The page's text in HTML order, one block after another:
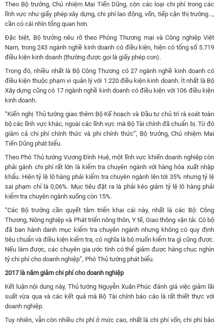
Theo Bộ trưởng, Chủ nhiệm Mai Tiến Dũng, còn các loại chi phí trong các
lĩnh vực như giấy phép xây dựng, chi phí lao động, vốn, tiếp cận thị trường...,
cần có cái nhìn tổng quan hơn.
Đặc biệt, Bộ trưởng nêu rõ theo Phòng Thương mại và Công nghiệp Việt
Nam, trong 243 ngành nghề kinh doanh có điều kiện, hiện có tổng số 5.719
điều kiện kinh doanh (thường được gọi là giấy phép con).
Trong đó, nhiều nhất là Bộ Công Thương có 27 ngành nghề kinh doanh có
điều kiện thuộc phạm vi quản lý với 1.220 điều kiện kinh doanh. Ít nhất là Bộ
Xây dựng cũng có 17 ngành nghề kinh doanh có điều kiện với 106 điều kiện
kinh doanh.
“Kiến nghị Thủ tướng giao thêm Bộ Kế hoạch và Đầu tư chủ trì rà soát toàn
bộ các lĩnh vực khác, ngoài các lĩnh vực mà Bộ Tài chính đã chuẩn bị. Từ đó
giảm cả chi phí chính thức và phi chính thức”, Bộ trưởng, Chủ nhiệm Mai
Tiến Dũng phát biểu.
Theo Phó Thủ tướng Vương Đình Huệ, một lĩnh vực khiến doanh nghiệp còn
phải gánh chi phí rất lớn là kiểm tra chuyên ngành với hàng hóa xuất nhập
khẩu. Hiện tỷ lệ lô hàng phải kiểm tra chuyên ngành lên tới 35% nhưng tỷ lệ
sai phạm chỉ là 0,06%. Mục tiêu đặt ra là phải kéo giảm tỷ lệ lô hàng phải
kiểm tra chuyên ngành xuống còn 15%.
“Các Bộ trưởng cần quyết tâm triển khai cái này, nhất là các Bộ: Công
Thương, Nông nghiệp và Phát triển nông thôn, Y tế, Giao thông vận tải. Có bộ
đã ban hành danh mục kiểm tra chuyên ngành nhưng không có quy định
tiêu chuẩn và điều kiện kiểm tra, có nghĩa là bộ muốn kiểm tra gì cũng được.
Nếu làm được, các chuyên gia ước tính có thể giảm được hàng chục nghìn
tỷ chi phí cho doanh nghiệp”, Phó Thủ tướng phát biểu.
2017 là năm giảm chi phí cho doanh nghiệp
Kết luận nội dung này, Thủ tướng Nguyễn Xuân Phúc đánh giá việc giảm lãi
suất vừa qua và các kết quả mà Bộ Tài chính báo cáo là rất thiết thực với
doanh nghiệp.
Tuy nhiên, vẫn còn nhiều chi phí ở mức cao, nhất là chi phí vốn, chi phí bảo